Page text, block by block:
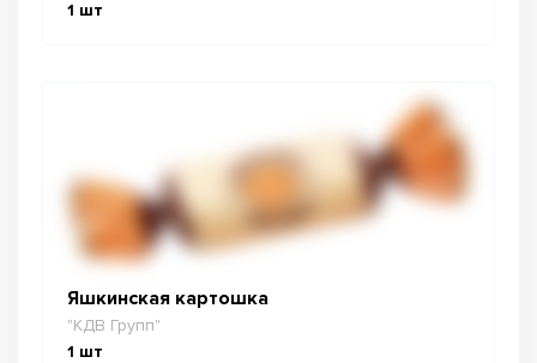
1 шт
Яшкинская картошка
"КДВ Групп"
1 шт